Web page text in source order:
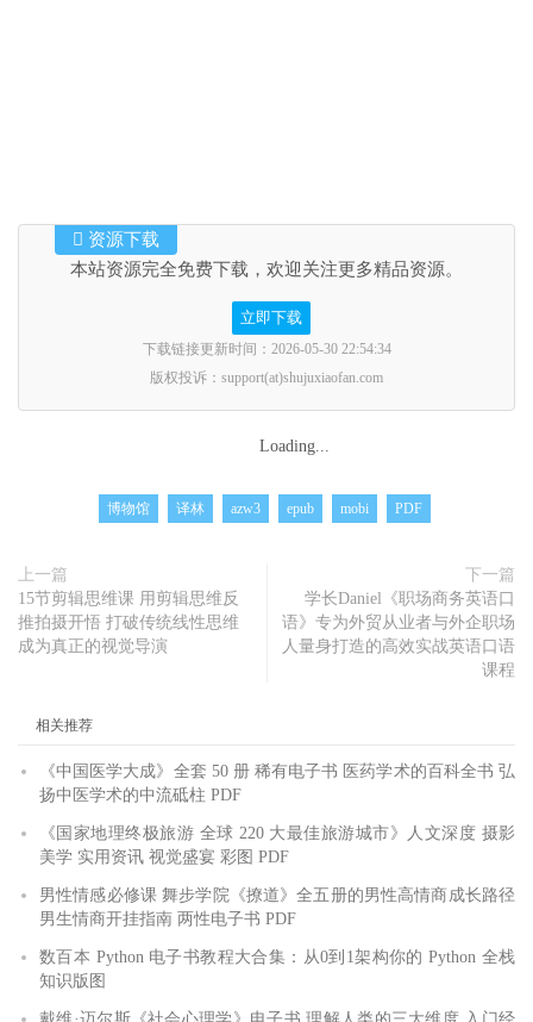
本站资源完全免费下载，欢迎关注更多精品资源。
立即下载
下载链接更新时间：2026-05-30 22:54:34
版权投诉：support(at)shujuxiaofan.com
资源下载
Loading...
博物馆 译林 azw3 epub mobi PDF
上一篇
15节剪辑思维课 用剪辑思维反
推拍摄开悟 打破传统线性思维
成为真正的视觉导演
下一篇
学长Daniel《职场商务英语口
语》专为外贸从业者与外企职场
人量身打造的高效实战英语口语
课程
相关推荐
《中国医学大成》全套 50 册 稀有电子书 医药学术的百科全书 弘
扬中医学术的中流砥柱 PDF
《国家地理终极旅游 全球 220 大最佳旅游城市》人文深度 摄影
美学 实用资讯 视觉盛宴 彩图 PDF
男性情感必修课 舞步学院《撩道》全五册的男性高情商成长路径
男生情商开挂指南 两性电子书 PDF
数百本 Python 电子书教程大合集：从0到1架构你的 Python 全栈
知识版图